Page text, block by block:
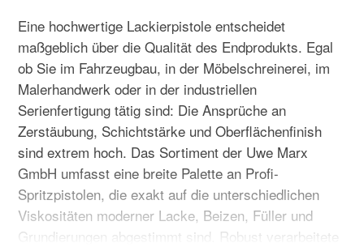
Eine hochwertige Lackierpistole entscheidet
maßgeblich über die Qualität des Endprodukts. Egal
ob Sie im Fahrzeugbau, in der Möbelschreinerei, im
Malerhandwerk oder in der industriellen
Serienfertigung tätig sind: Die Ansprüche an
Zerstäubung, Schichtstärke und Oberflächenfinish
sind extrem hoch. Das Sortiment der Uwe Marx
GmbH umfasst eine breite Palette an Profi-
Spritzpistolen, die exakt auf die unterschiedlichen
Viskositäten moderner Lacke, Beizen, Füller und
Grundierungen abgestimmt sind. Robust verarbeitete